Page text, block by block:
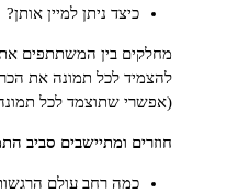
כיצד ניתן למיין אותן?
בין המשתתפים את כרטיסיות
לכל תמונה את הכרטיסייה עם
שתוצמד לכל תמונה יותר
ומתיישבים סביב התמונות
כמה רחב עולם הרגשות הפרוש